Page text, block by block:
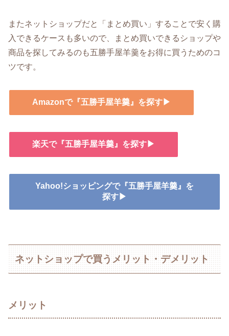
またネットショップだと「まとめ買い」することで安く購
入できるケースも多いので、まとめ買いできるショップや
商品を探してみるのも五勝手屋羊羹をお得に買うためのコ
ツです。
Amazonで『五勝手屋羊羹』を探す▶
楽天で『五勝手屋羊羹』を探す▶
Yahoo!ショッピングで『五勝手屋羊羹』を
探す▶
ネットショップで買うメリット・デメリット
メリット